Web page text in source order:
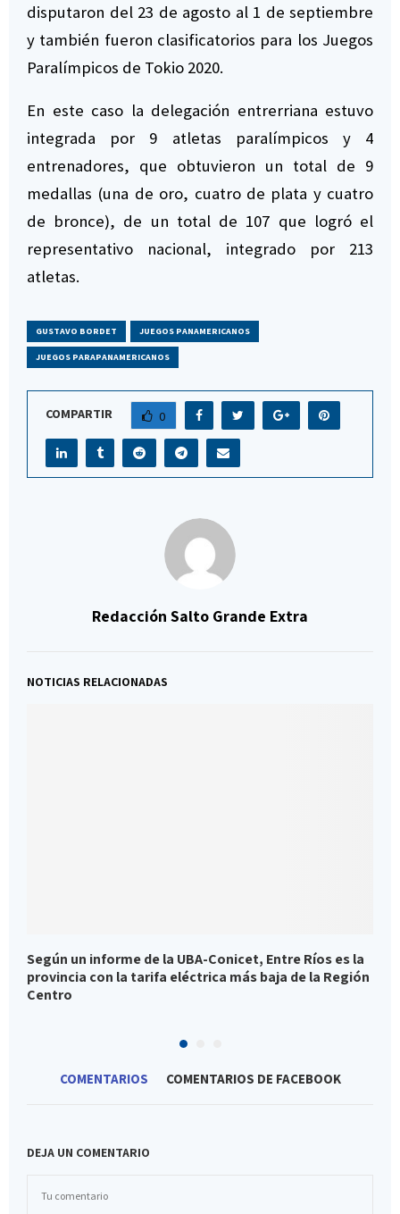
disputaron del 23 de agosto al 1 de septiembre
y también fueron clasificatorios para los Juegos
Paralímpicos de Tokio 2020.
En este caso la delegación entrerriana estuvo
integrada por 9 atletas paralímpicos y 4
entrenadores, que obtuvieron un total de 9
medallas (una de oro, cuatro de plata y cuatro
de bronce), de un total de 107 que logró el
representativo nacional, integrado por 213
atletas.
GUSTAVO BORDET JUEGOS PANAMERICANOS
JUEGOS PARAPANAMERICANOS
COMPARTIR 0
Redacción Salto Grande Extra
NOTICIAS RELACIONADAS
Según un informe de la UBA-Conicet, Entre Ríos es la
provincia con la tarifa eléctrica más baja de la Región
Centro
COMENTARIOS COMENTARIOS DE FACEBOOK
DEJA UN COMENTARIO